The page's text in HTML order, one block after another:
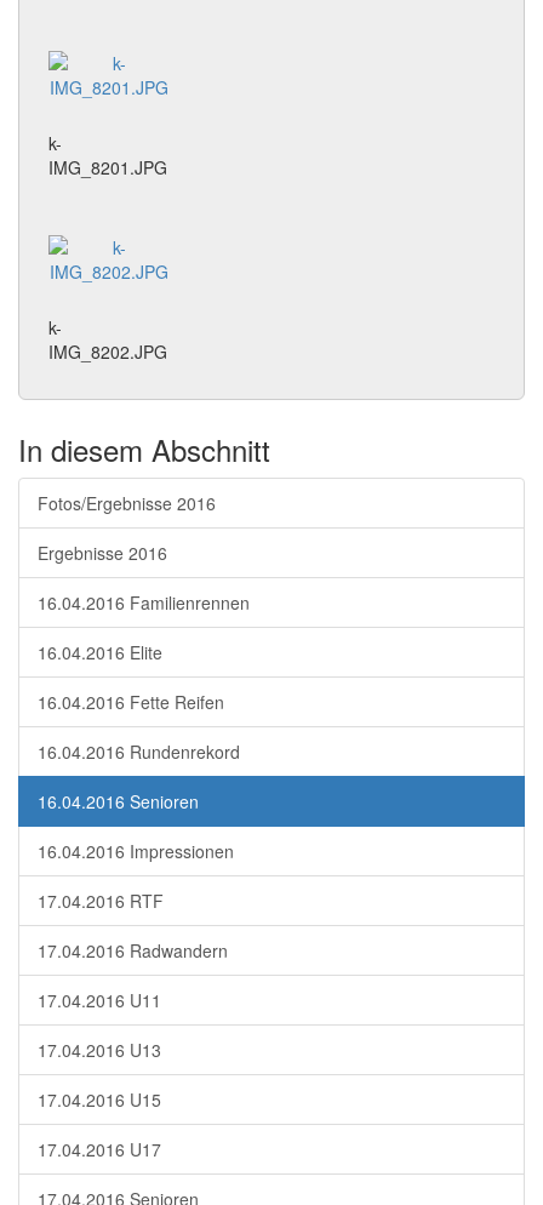
k-
IMG_8201.JPG
k-
IMG_8202.JPG
In diesem Abschnitt
Fotos/Ergebnisse 2016
Ergebnisse 2016
16.04.2016 Familienrennen
16.04.2016 Elite
16.04.2016 Fette Reifen
16.04.2016 Rundenrekord
16.04.2016 Senioren
16.04.2016 Impressionen
17.04.2016 RTF
17.04.2016 Radwandern
17.04.2016 U11
17.04.2016 U13
17.04.2016 U15
17.04.2016 U17
17.04.2016 Senioren